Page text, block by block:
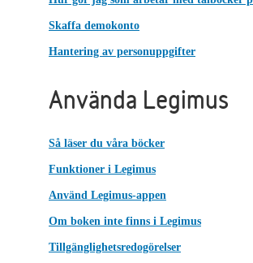
Skaffa demokonto
Hantering av personuppgifter
Använda Legimus
Så läser du våra böcker
Funktioner i Legimus
Använd Legimus-appen
Om boken inte finns i Legimus
Tillgänglighetsredogörelser